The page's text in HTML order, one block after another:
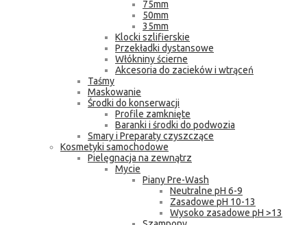
75mm
50mm
35mm
Klocki szlifierskie
Przekładki dystansowe
Włókniny ścierne
Akcesoria do zacieków i wtrąceń
Taśmy
Maskowanie
Środki do konserwacji
Profile zamknięte
Baranki i środki do podwozia
Smary i Preparaty czyszczące
Kosmetyki samochodowe
Pielęgnacja na zewnątrz
Mycie
Piany Pre-Wash
Neutralne pH 6-9
Zasadowe pH 10-13
Wysoko zasadowe pH >13